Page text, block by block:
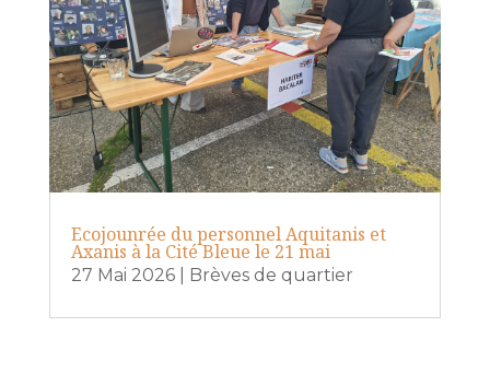
Ecojounrée du personnel Aquitanis et
Axanis à la Cité Bleue le 21 mai
27 Mai 2026| Brèves de quartier